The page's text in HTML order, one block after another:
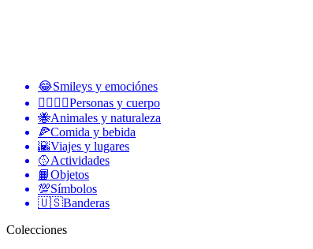
😂Smileys y emociónes
👩‍❤️‍💋‍👨Personas y cuerpo
🐝Animales y naturaleza
🍕Comida y bebida
🌇Viajes y lugares
🥎Actividades
📙Objetos
💯Símbolos
🇺🇸Banderas
Colecciones